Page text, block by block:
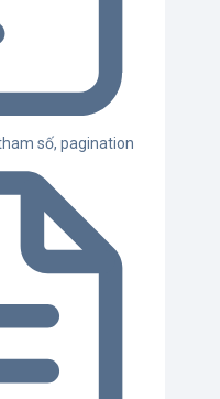
số, pagination